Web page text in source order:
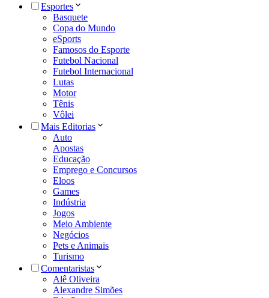
Esportes
Basquete
Copa do Mundo
eSports
Famosos do Esporte
Futebol Nacional
Futebol Internacional
Lutas
Motor
Tênis
Vôlei
Mais Editorias
Auto
Apostas
Educação
Emprego e Concursos
Eloos
Games
Indústria
Jogos
Meio Ambiente
Negócios
Pets e Animais
Turismo
Comentaristas
Alê Oliveira
Alexandre Simões